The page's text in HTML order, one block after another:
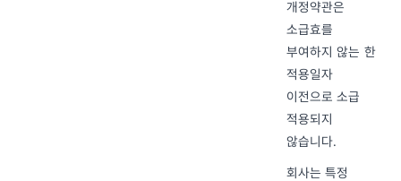
개정약관은
소급효를
부여하지 않는 한
적용일자
이전으로 소급
적용되지
않습니다.
회사는 특정